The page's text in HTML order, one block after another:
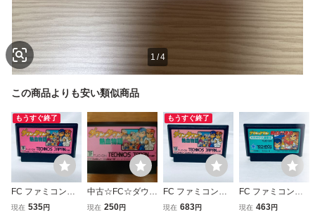
1/4
この商品よりも安い類似商品
もうすぐ終了
FC ファミコンソ
フト ダウンタウン
現在 535円
中古☆FC☆ダウン
タウン熱血物語☆
現在 250円
もうすぐ終了
FC ファミコンソ
フト ダウンタウン
現在 683円
FC ファミコンソ
フト ダウンタウン
現在 463円